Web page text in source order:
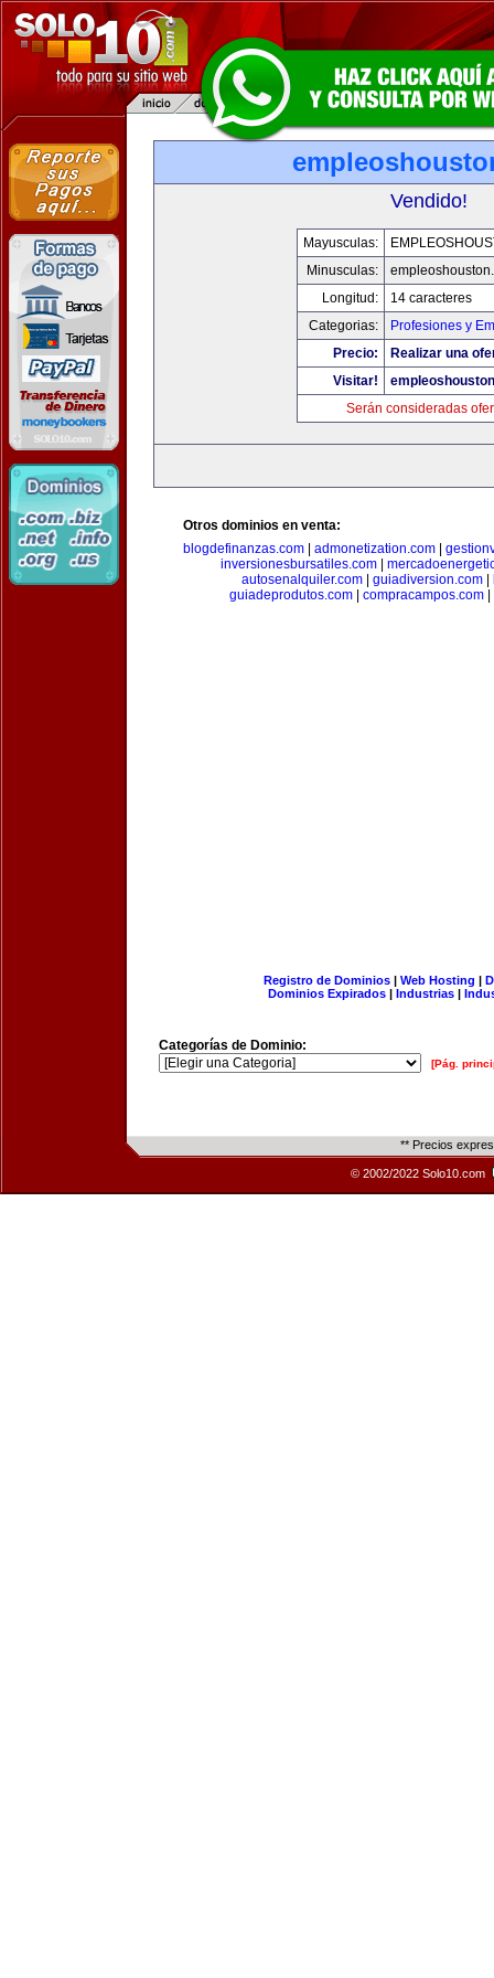
Vendido!
Mayusculas:
Minusculas:
Longitud:
14 caracteres
Categorias:
Profesiones y
Precio:
Realizar una
Visitar!
Serán consideradas
Otros dominios en venta:
blogdefinanzas.com
admonetization.com
inversionesbursatiles.com|
autosenalquiler.com| guiadiversion.com|
guiadeprodutos.com| compracampos.com|
Registro de Dominios| Web Hosting |
Dominios Expirados | Industrias |
Categorías de Dominio:
[Pág.
** Precios
© 2002/2022 Solo10.com